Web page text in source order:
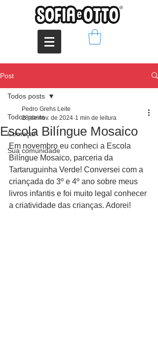
Post
Todos posts
Começar
Sua comunidade
Todos posts
Escola Bilíngue Mosaico
Pedro Grehs Leite
28 de nov. de 2024 1 min de leitura
Em novembro eu conheci a Escola
Bilíngue Mosaico, parceria da
Tartaruguinha Verde! Conversei com a
criançada do 3º e 4º ano sobre meus
livros infantis e foi muito legal conhecer
a criatividade das crianças. Adorei!